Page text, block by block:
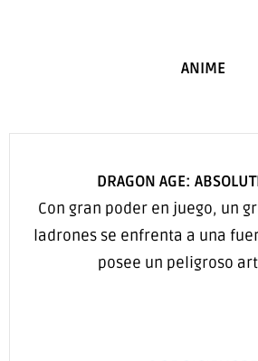
ANIME
DRAGON AGE:
Con gran poder en juego, un
ladrones se enfrenta a una
posee un peligroso